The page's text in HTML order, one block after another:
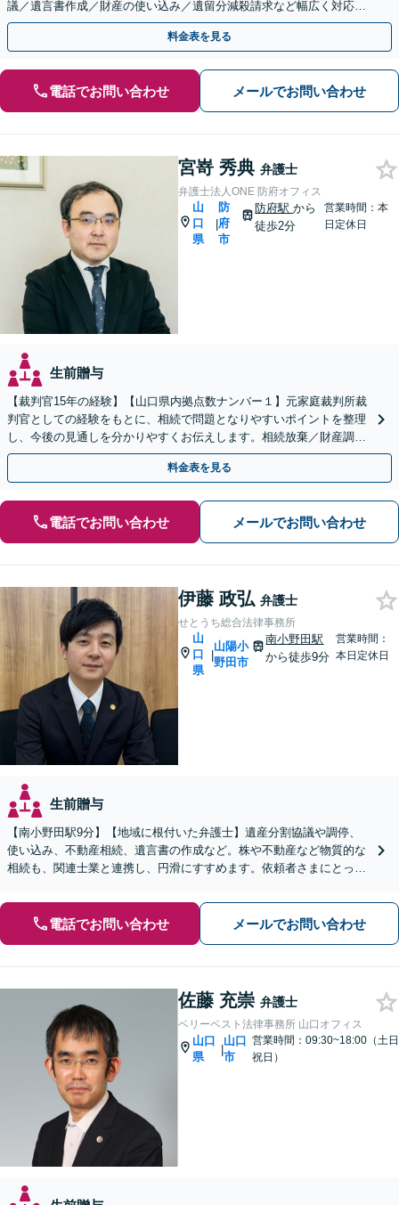
議／遺言書作成／財産の使い込み／遺留分減殺請求など幅広く対応い
たします。【周辺士業と連携】【当日相談OK】
料金表を見る
電話でお問い合わせ メールでお問い合わせ
宮嵜 秀典 弁護士
弁護士法人ONE 防府オフィス
山
口
県
|
防
府
市
防府駅から
徒歩2分
営業時間：本
日定休日
生前贈与
【裁判官15年の経験】【山口県内拠点数ナンバー１】元家庭裁判所裁
判官としての経験をもとに、相続で問題となりやすいポイントを整理
し、今後の見通しを分かりやすくお伝えします。相続放棄／財産調査
／遺言書作成・執行も幅広く対応可能【夜間対応】
料金表を見る
電話でお問い合わせ メールでお問い合わせ
伊藤 政弘 弁護士
せとうち総合法律事務所
山
口
県
|
山陽小
野田市
南小野田駅
から徒歩9分
営業時間：
本日定休日
生前贈与
【南小野田駅9分】【地域に根付いた弁護士】遺産分割協議や調停、
使い込み、不動産相続、遺言書の作成など。株や不動産など物質的な
相続も、関連士業と連携し、円滑にすすめます。依頼者さまにとって
電話でお問い合わせ メールでお問い合わせ
佐藤 充崇 弁護士
ベリーベスト法律事務所 山口オフィス
山口
県
|
山口
市
営業時間：09:30~18:00（土日
祝日）